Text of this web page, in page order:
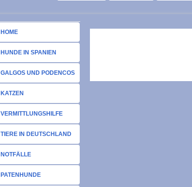
HOME
HUNDE IN SPANIEN
GALGOS UND PODENCOS
KATZEN
VERMITTLUNGSHILFE
TIERE IN DEUTSCHLAND
NOTFÄLLE
PATENHUNDE